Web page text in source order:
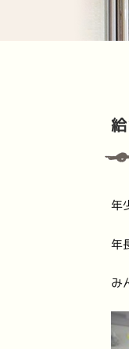
年
年
み